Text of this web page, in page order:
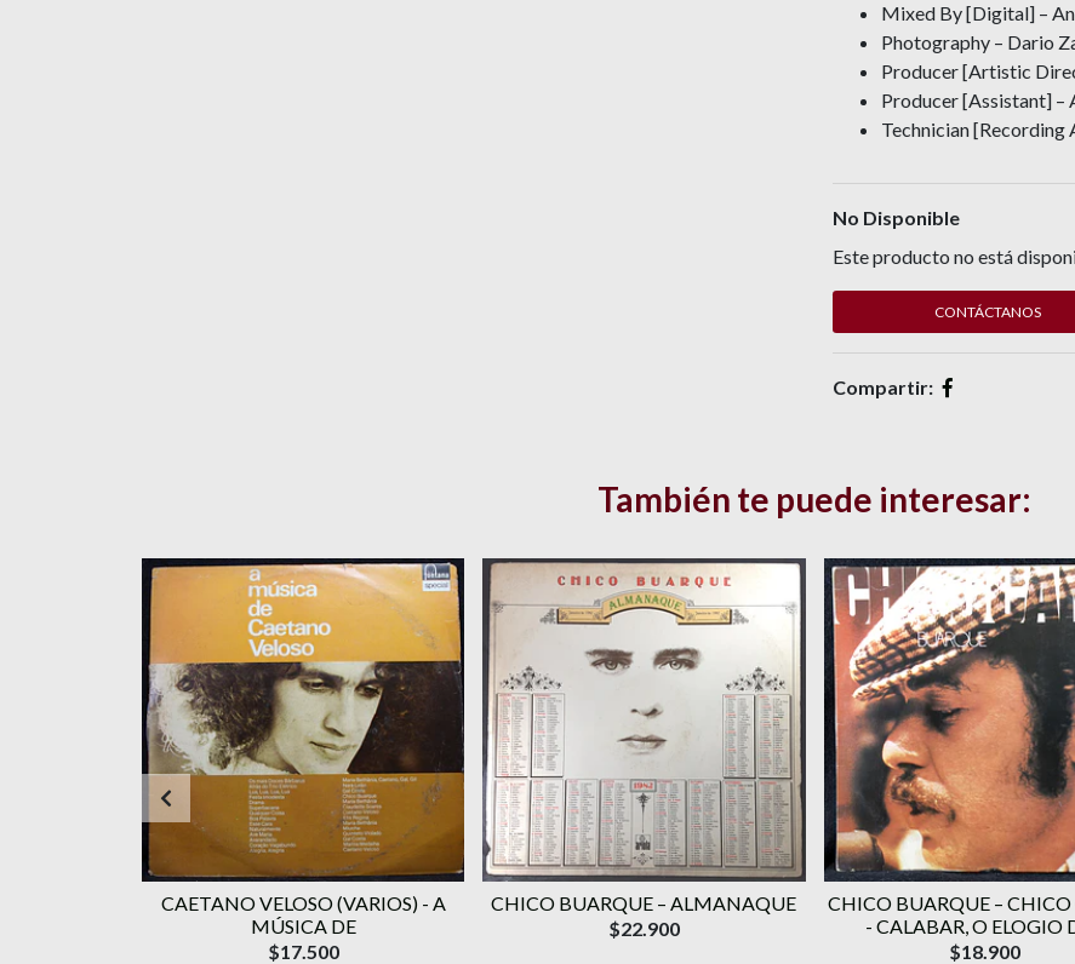
Mixed By [Digital] –
Photography – Dario
Producer [Artistic
Producer [Assistant] –
Technician
No Disponible
Este producto no está
CONTÁCTANOS
Compartir:
También te puede interesar:
CAETANO VELOSO (VARIOS) - A
MÚSICA DE
$17.500
CHICO BUARQUE – ALMANAQUE
$22.900
CHICO BUARQUE –
- CALABAR, O ELOGIO
$18.900